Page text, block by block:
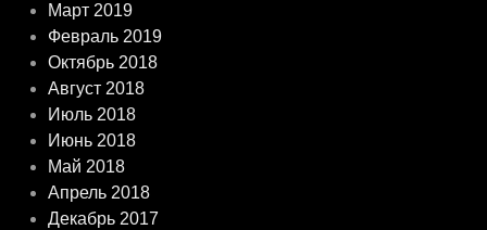
Март 2019
Февраль 2019
Октябрь 2018
Август 2018
Июль 2018
Июнь 2018
Май 2018
Апрель 2018
Декабрь 2017